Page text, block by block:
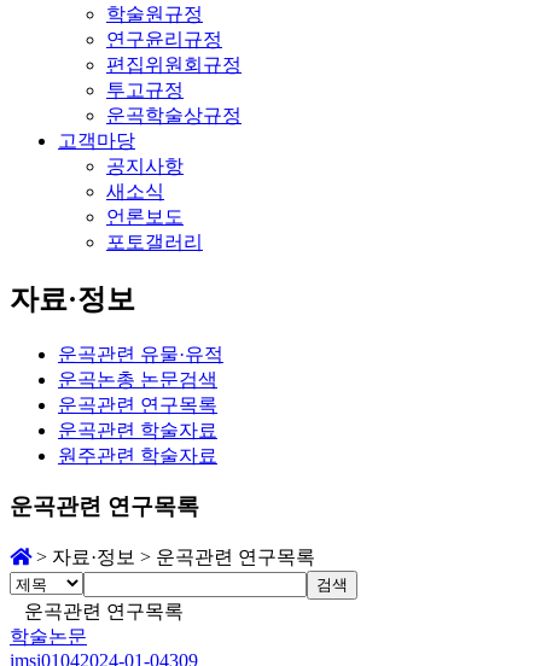
학술원규정
연구윤리규정
편집위원회규정
투고규정
운곡학술상규정
고객마당
공지사항
새소식
언론보도
포토갤러리
자료·정보
운곡관련 유물·유적
운곡논총 논문검색
운곡관련 연구목록
운곡관련 학술자료
원주관련 학술자료
운곡관련 연구목록
> 자료·정보 > 운곡관련 연구목록
검색
운곡관련 연구목록
학술논문
imsi01042024-01-04309